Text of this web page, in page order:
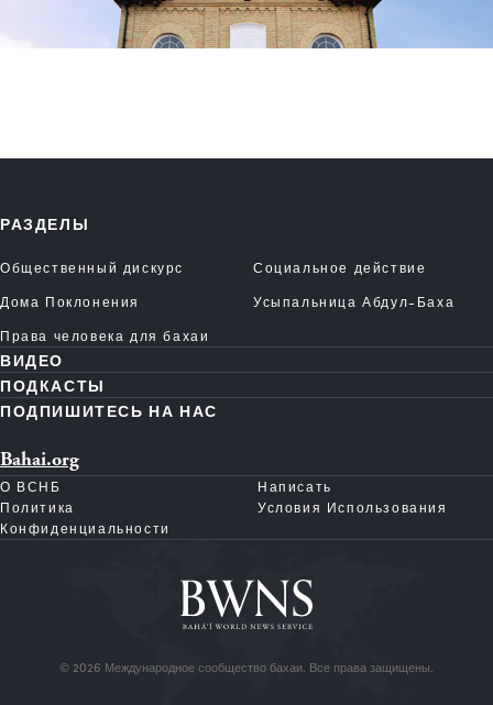
РАЗДЕЛЫ
Общественный дискурс
Социальное действие
Дома Поклонения
Усыпальница Абдул-Баха
Права человека для бахаи
ВИДЕО
ПОДКАСТЫ
ПОДПИШИТЕСЬ НА НАС
Bahai.org
О ВСНБ
Написать
Политика
Конфиденциальности
Условия Использования
© 2026 Международное сообщество бахаи. Все права защищены.